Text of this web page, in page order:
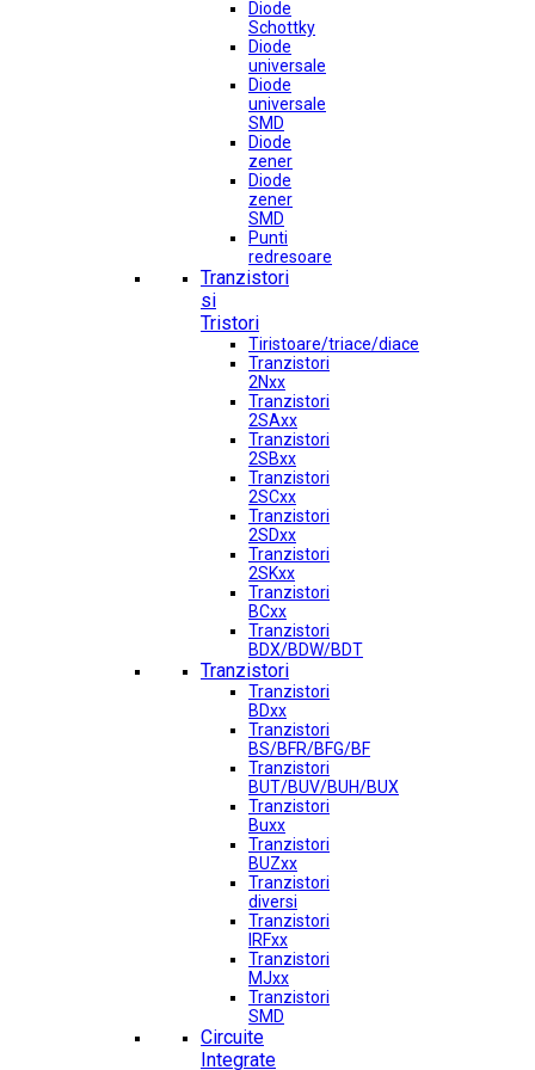
Diode
Schottky
Diode
universale
Diode
universale
SMD
Diode
zener
Diode
zener
SMD
Punti
redresoare
Tranzistori
si
Tristori
Tiristoare/triace/diace
Tranzistori
2Nxx
Tranzistori
2SAxx
Tranzistori
2SBxx
Tranzistori
2SCxx
Tranzistori
2SDxx
Tranzistori
2SKxx
Tranzistori
BCxx
Tranzistori
BDX/BDW/BDT
Tranzistori
Tranzistori
BDxx
Tranzistori
BS/BFR/BFG/BF
Tranzistori
BUT/BUV/BUH/BUX
Tranzistori
Buxx
Tranzistori
BUZxx
Tranzistori
diversi
Tranzistori
IRFxx
Tranzistori
MJxx
Tranzistori
SMD
Circuite
Integrate